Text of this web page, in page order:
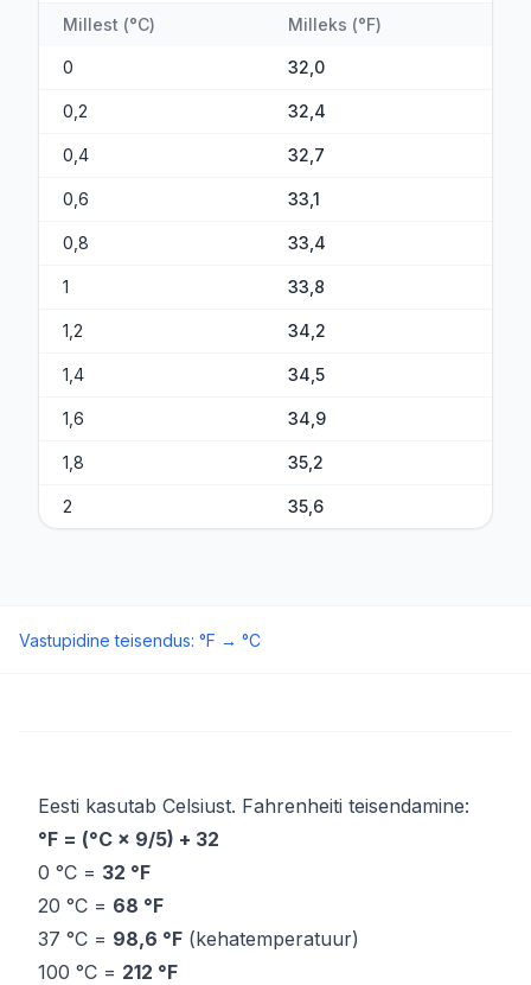
Millest (°C) Milleks (°F)
0 32,0
0,2 32,4
0,4 32,7
0,6 33,1
0,8 33,4
1 33,8
1,2 34,2
1,4 34,5
1,6 34,9
1,8 35,2
2 35,6
Vastupidine teisendus: °F → °C
Eesti kasutab Celsiust. Fahrenheiti teisendamine:
°F = (°C × 9/5) + 32
0 °C = 32 °F
20 °C = 68 °F
37 °C = 98,6 °F (kehatemperatuur)
100 °C = 212 °F